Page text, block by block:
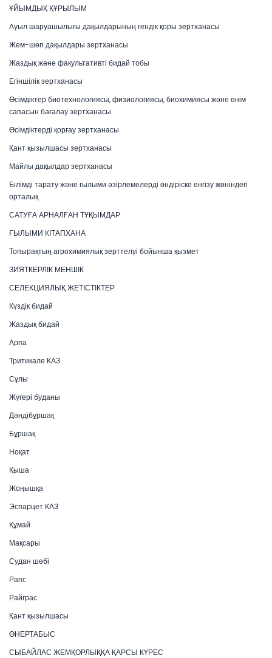
ҰЙЫМДЫҚ ҚҰРЫЛЫМ
Ауыл шаруашылығы дақылдарының гендік қоры зертханасы
Жем-шөп дақылдары зертханасы
Жаздық және факультативті бидай тобы
Егіншілік зертханасы
Өсімдіктер биотехнологиясы, физиологиясы, биохимиясы және өнім
сапасын бағалау зертханасы
Өсімдіктерді қорғау зертханасы
Қант қызылшасы зертханасы
Майлы дақылдар зертханасы
Білімді тарату және ғылыми әзірлемелерді өндіріске енгізу жөніндегі
орталық
САТУҒА АРНАЛҒАН ТҰҚЫМДАР
ҒЫЛЫМИ КІТАПХАНА
Топырақтың агрохимиялық зерттелуі бойынша қызмет
ЗИЯТКЕРЛІК МЕНШІК
СЕЛЕКЦИЯЛЫҚ ЖЕТІСТІКТЕР
Күздік бидай
Жаздық бидай
Арпа
Тритикале КАЗ
Сұлы
Жүгері буданы
Дәндібұршақ
Бұршақ
Ноқат
Қыша
Жоңышқа
Эспарцет КАЗ
Құмай
Мақсары
Судан шөбі
Рапс
Райграс
Қант қызылшасы
ӨНЕРТАБЫС
СЫБАЙЛАС ЖЕМҚОРЛЫҚҚА ҚАРСЫ КҮРЕС